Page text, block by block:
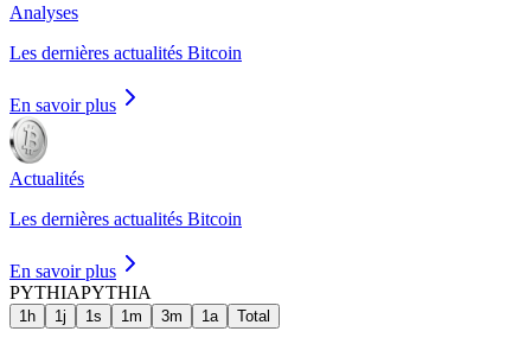
Analyses
Les dernières actualités Bitcoin
En savoir plus
Actualités
Les dernières actualités Bitcoin
En savoir plus
PYTHIAPYTHIA
1h 1j 1s 1m 3m 1a Total